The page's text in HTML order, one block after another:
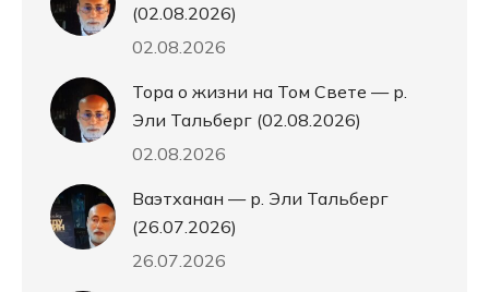
(02.08.2026)
02.08.2026
Тора о жизни на Том Свете — р.
Эли Тальберг (02.08.2026)
02.08.2026
Ваэтханан — р. Эли Тальберг
(26.07.2026)
26.07.2026